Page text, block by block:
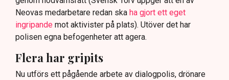
Neovas medarbetare redan ska ha gjort ett eget
ingripande mot aktivister på plats). Utöver det har
polisen egna befogenheter att agera.
Flera har gripits
Nu utförs ett pågående arbete av dialogpolis, drönare